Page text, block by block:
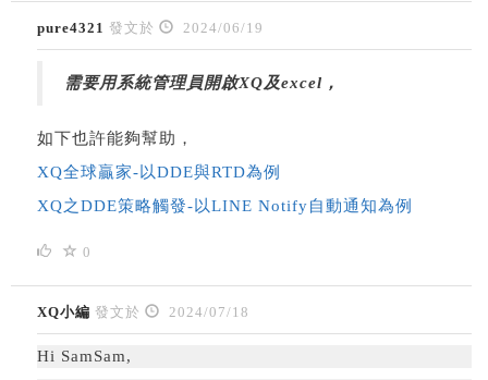
pure4321 發文於 2024/06/19
需要用系統管理員開啟XQ及excel，
如下也許能夠幫助，
XQ全球贏家-以DDE與RTD為例
XQ之DDE策略觸發-以LINE Notify自動通知為例
0
XQ小編 發文於 2024/07/18
Hi SamSam,